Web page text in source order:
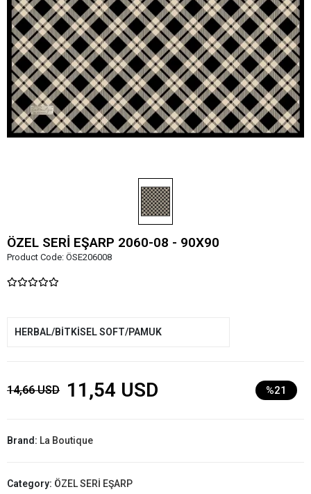
ÖZEL SERİ EŞARP 2060-08 - 90X90
Product Code: ÖSE206008
HERBAL/BİTKİSEL SOFT/PAMUK
14,66 USD 11,54 USD %21
Brand: La Boutique
Category: ÖZEL SERİ EŞARP